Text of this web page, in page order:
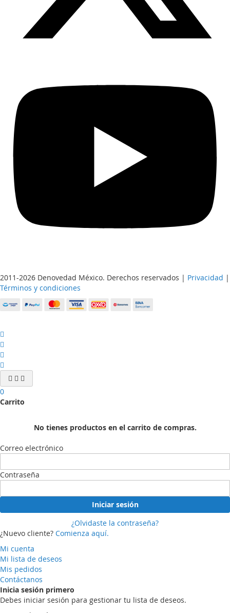
2011-2026 Denovedad México. Derechos reservados | Privacidad |
Términos y condiciones
0
Carrito
No tienes productos en el carrito de compras.
Correo electrónico
Contraseña
Iniciar sesión
¿Olvidaste la contraseña?
¿Nuevo cliente? Comienza aquí.
Mi cuenta
Mi lista de deseos
Mis pedidos
Contáctanos
Inicia sesión primero
Debes iniciar sesión para gestionar tu lista de deseos.